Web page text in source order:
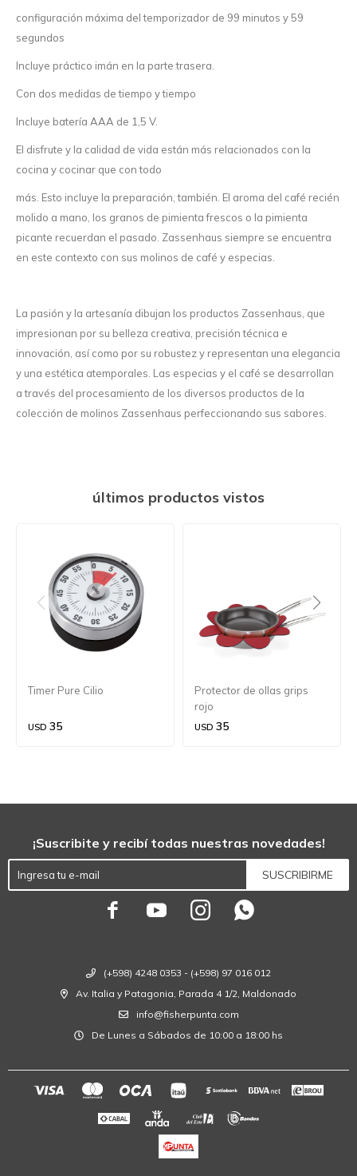
configuración máxima del temporizador de 99 minutos y 59
segundos
Incluye práctico imán en la parte trasera.
Con dos medidas de tiempo y tiempo
Incluye batería AAA de 1,5 V.
El disfrute y la calidad de vida están más relacionados con la
cocina y cocinar que con todo
más. Esto incluye la preparación, también. El aroma del café recién
molido a mano, los granos de pimienta frescos o la pimienta
picante recuerdan el pasado. Zassenhaus siempre se encuentra
en este contexto con sus molinos de café y especias.
La pasión y la artesanía dibujan los productos Zassenhaus, que
impresionan por su belleza creativa, precisión técnica e
innovación, así como por su robustez y representan una elegancia
y una estética atemporales. Las especias y el café se desarrollan
a través del procesamiento de los diversos productos de la
colección de molinos Zassenhaus perfeccionando sus sabores.
últimos productos vistos
Timer Pure Cilio
USD 35
Protector de ollas grips
rojo
USD 35
(+598) 4248 0353 - (+598) 97 016 012
Av. Italia y Patagonia, Parada 4 1/2, Maldonado
info@fisherpunta.com
De Lunes a Sábados de 10:00 a 18:00 hs
¡Suscribite y recibí todas nuestras novedades!
SUSCRIBIRME
   